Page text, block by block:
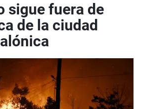
sigue fuera de
de la ciudad